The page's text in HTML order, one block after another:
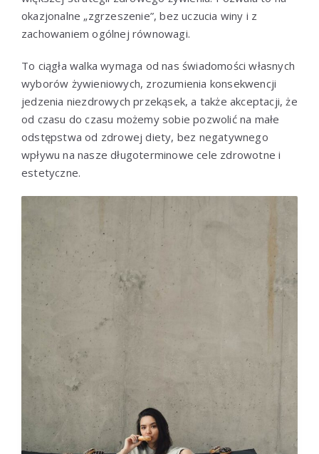
okazjonalne „zgrzeszenie”, bez uczucia winy i z
zachowaniem ogólnej równowagi.
To ciągła walka wymaga od nas świadomości własnych
wyborów żywieniowych, zrozumienia konsekwencji
jedzenia niezdrowych przekąsek, a także akceptacji, że
od czasu do czasu możemy sobie pozwolić na małe
odstępstwa od zdrowej diety, bez negatywnego
wpływu na nasze długoterminowe cele zdrowotne i
estetyczne.